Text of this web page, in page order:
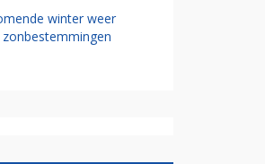
winter weer